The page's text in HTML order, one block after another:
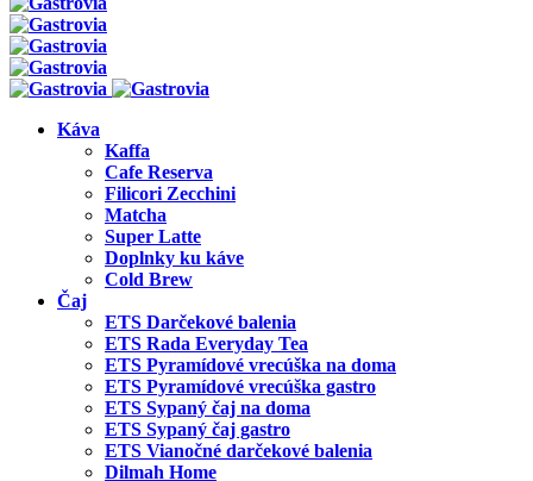
Káva
Kaffa
Cafe Reserva
Filicori Zecchini
Matcha
Super Latte
Doplnky ku káve
Cold Brew
Čaj
ETS Darčekové balenia
ETS Rada Everyday Tea
ETS Pyramídové vrecúška na doma
ETS Pyramídové vrecúška gastro
ETS Sypaný čaj na doma
ETS Sypaný čaj gastro
ETS Vianočné darčekové balenia
Dilmah Home